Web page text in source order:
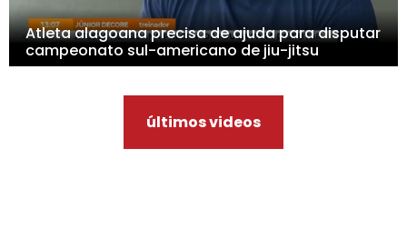
Atleta alagoana precisa de ajuda para disputar
campeonato sul-americano de jiu-jitsu
últimos videos